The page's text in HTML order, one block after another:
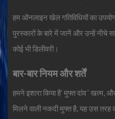
हम ऑनलाइन खेल गतिविधियों का
पुरस्कारों के बारे में जानें और उन्हें नीचे
कोई भी डिलीवरी।
बार-बार नियम और शर्तें
हमने इशारा किया है’ मुफ्त दांव‘ खत्म,
मिलने वाली नकदी मुफ्त है, यह उस